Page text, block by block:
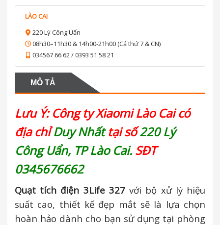
LÀO CAI
220 Lý Công Uẩn
08h30–11h30 & 14h00-21h00 (Cả thứ 7 & CN)
034567 66 62 / 0393 51 58 21
MÔ TẢ
Lưu Ý: Công ty Xiaomi Lào Cai có
địa chỉDuy Nhấttại số220 Lý
Công Uẩn, TP Lào Cai. SĐT
0345676662
Quạt tích điện 3Life 327với bộ xử lý hiệu
suất cao, thiết kế đẹp mắt sẽ là lựa chọn
hoàn hảo dành cho bạn sử dụng tại phòng